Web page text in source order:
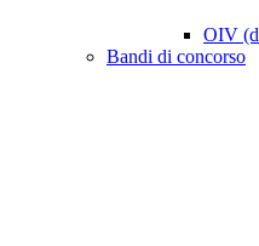
OIV
Bandi di concorso